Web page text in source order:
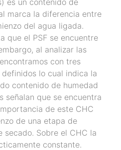
es un contenido de
marca la diferencia entre
del agua ligada.
que el PSF se encuentre
al analizar las
con tres
lo cual indica la
contenido de humedad
señalan que se encuentra
de este CHC
de una etapa de
secado. Sobre el CHC la
constante.